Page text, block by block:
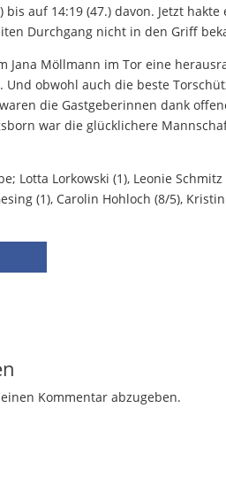
bis auf 14:19 (47.) davon. Jetzt
Durchgang nicht in den Griff
Jana Möllmann im Tor eine
Und obwohl auch die beste
die Gastgeberinnen dank
war die glücklichere
Lotta Lorkowski (1), Leonie
(1), Carolin Hohloch (8/5),
Kommentar abzugeben.